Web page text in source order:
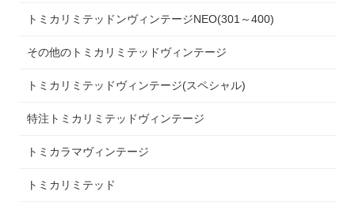
トミカリミテッドンヴィンテージNEO(301～400)
その他のトミカリミテッドヴィンテージ
トミカリミテッドヴィンテージ(スペシャル)
特注トミカリミテッドヴィンテージ
トミカラマヴィンテージ
トミカリミテッド